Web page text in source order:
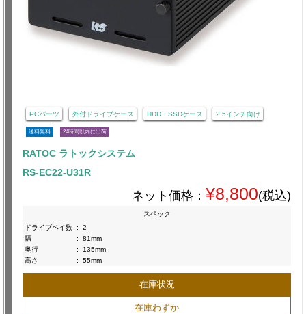
PCパーツ 外付ドライブケース HDD・SSDケース 2.5インチ向け
送料無料 24時間以内に出荷
RATOC ラトックシステム
RS-EC22-U31R
ネット価格： ¥8,800(税込)
スペック
ドライブベイ数 :
2
幅
:
81mm
奥行
:
135mm
高さ
: 55mm
在庫状況
在庫わずか